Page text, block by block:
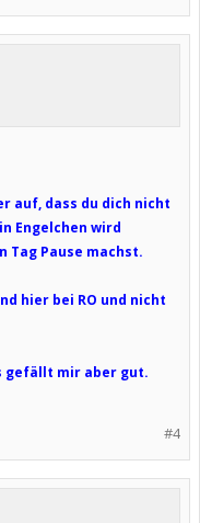
auf, dass du dich nicht
Engelchen wird
Tag Pause machst.
hier bei RO und nicht
gefällt mir aber gut.
#4